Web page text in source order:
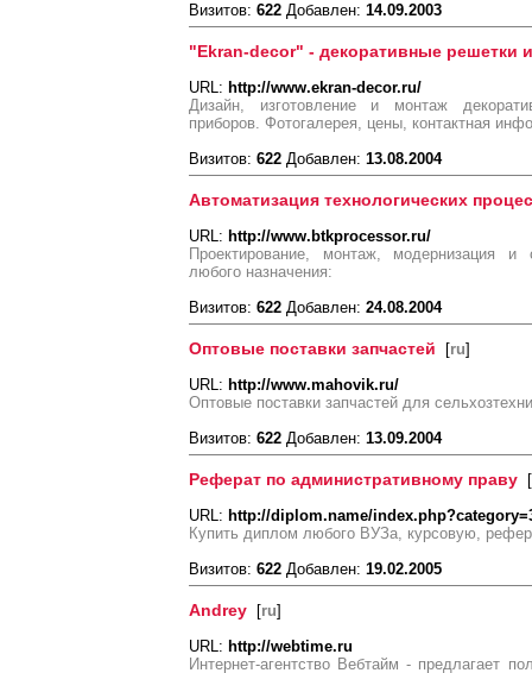
Визитов: 622 Добавлен: 14.09.2003
"Ekran-decor" - декоративные решетки
URL: http://www.ekran-decor.ru/
Дизайн, изготовление и монтаж
приборов. Фотогалерея, цены, контактная
Визитов: 622 Добавлен: 13.08.2004
Автоматизация технологических
URL: http://www.btkprocessor.ru/
Проектирование, монтаж, модернизация и
любого назначения:
Визитов: 622 Добавлен: 24.08.2004
Оптовые поставки запчастей [ru]
URL: http://www.mahovik.ru/
Оптовые поставки запчастей для
Визитов: 622 Добавлен: 13.09.2004
Реферат по административному праву [
URL: http://diplom.name/
Купить диплом любого ВУЗа, курсовую,
Визитов: 622 Добавлен: 19.02.2005
Andrey [ru]
URL: http://webtime.ru
Интернет-агентство Вебтайм - предлагает